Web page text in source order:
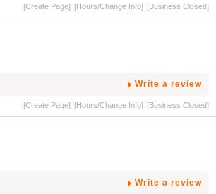
[Create Page] [Hours/Change Info] [Business Closed]
Write a review
[Create Page] [Hours/Change Info] [Business Closed]
Write a review